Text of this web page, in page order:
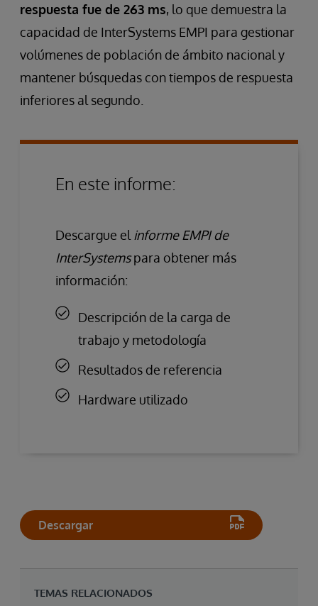
respuesta fue de 263 ms, lo que demuestra la
capacidad de InterSystems EMPI para gestionar
volúmenes de población de ámbito nacional y
mantener búsquedas con tiempos de respuesta
inferiores al segundo.
En este informe:
Descargue el informe EMPI de
InterSystemspara obtener más
información:
Descripción de la carga de
trabajo y metodología
Resultados de referencia
Hardware utilizado
Descargar
TEMAS RELACIONADOS